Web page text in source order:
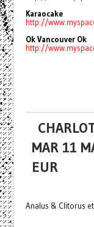
Karaocake
http://
Ok Vancouver Ok
http://
MAR 11
EUR
Analus & Clitorus